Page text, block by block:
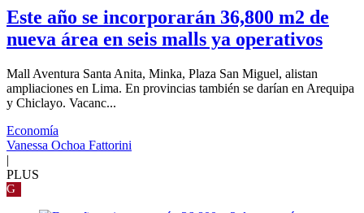
Este año se incorporarán 36,800 m2 de
nueva área en seis malls ya operativos
Mall Aventura Santa Anita, Minka, Plaza San Miguel, alistan
ampliaciones en Lima. En provincias también se darían en Arequipa
y Chiclayo. Vacanc...
Economía
Vanessa Ochoa Fattorini
|
PLUS
G